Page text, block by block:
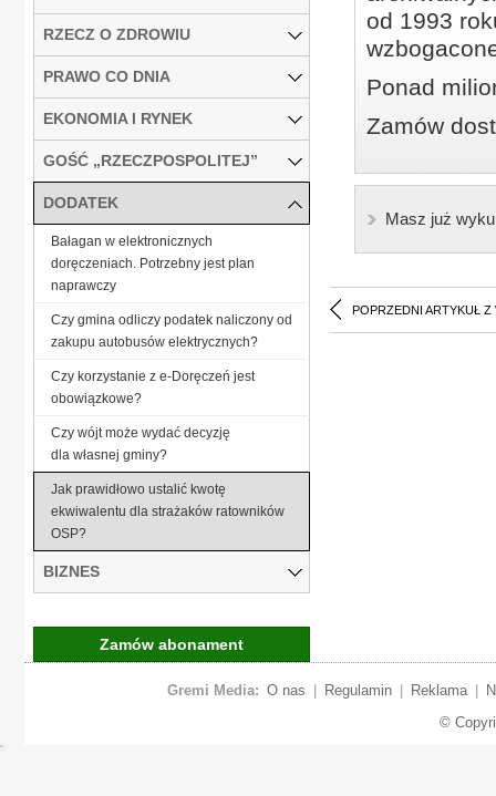
od 1993
Ponad
Zamów
Masz już
POPRZEDNI ARTYKUŁ Z
RZECZ O ZDROWIU
PRAWO CO DNIA
EKONOMIA I RYNEK
GOŚĆ „RZECZPOSPOLITEJ”
DODATEK
Bałagan w elektronicznych
doręczeniach. Potrzebny jest plan
naprawczy
Czy gmina odliczy podatek naliczony od
zakupu autobusów elektrycznych?
Czy korzystanie z e-Doręczeń jest
obowiązkowe?
Czy wójt może wydać decyzję
dla własnej gminy?
Jak prawidłowo ustalić kwotę
ekwiwalentu dla strażaków ratowników
OSP?
BIZNES
Zamów abonament
Gremi Media: O nas Regulamin Reklama
©